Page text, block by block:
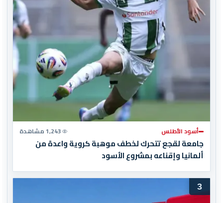
أسود الأطلس 1,243 مشاهدة
جامعة لقجع تتحرك لخطف موهبة كروية واعدة من
ألمانيا وإقناعه بمشروع الأسود
3